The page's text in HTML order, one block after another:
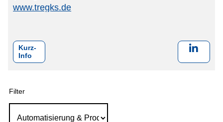
www.tregks.de
Kurz-
Info
Filter